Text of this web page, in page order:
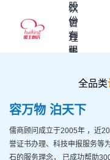
股
份
有
限
饮
管
理
集
公
司
全品类
容万物 泊天下
儒商顾问 成立于2005年 ，近
誉证书办理、科技申报服务等
石的服务理念， 已成功帮助